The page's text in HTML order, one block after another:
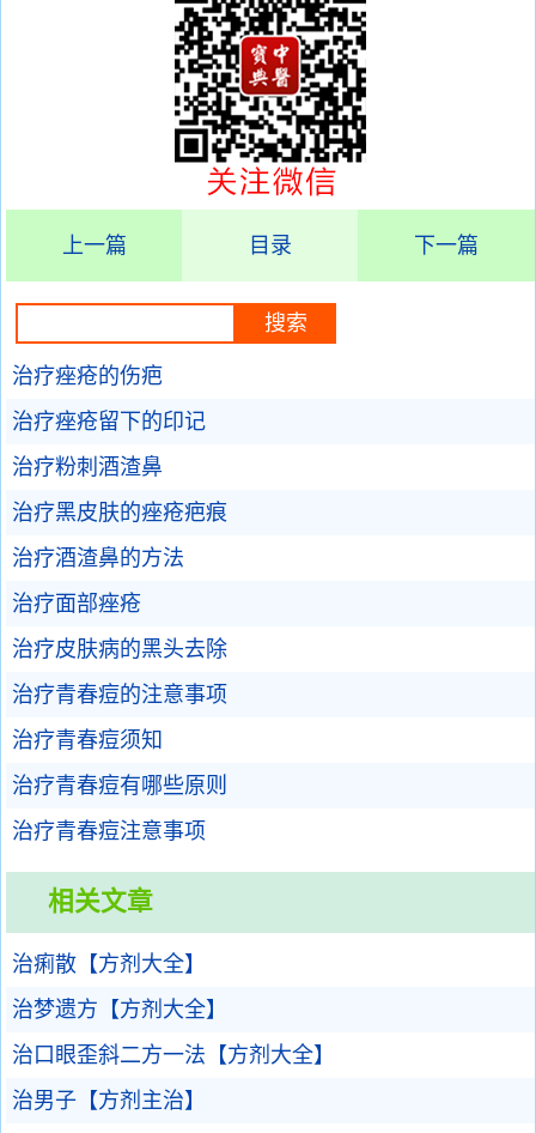
上一篇 目录 下一篇
治疗痤疮的伤疤
治疗痤疮留下的印记
治疗粉刺酒渣鼻
治疗黑皮肤的痤疮疤痕
治疗酒渣鼻的方法
治疗面部痤疮
治疗皮肤病的黑头去除
治疗青春痘的注意事项
治疗青春痘须知
治疗青春痘有哪些原则
治疗青春痘注意事项
相关文章
治痢散【方剂大全】
治梦遗方【方剂大全】
治口眼歪斜二方一法【方剂大全】
治男子【方剂主治】